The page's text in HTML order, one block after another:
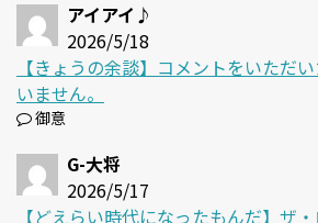
アイアイ♪
2026/5/18
【きょうの余談】コメントをいただ
いません。
御意
G-大将
2026/5/17
【どえらい時代になったもんだ】ザ